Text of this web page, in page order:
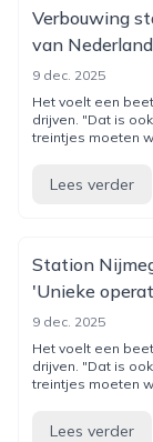
Verbouwing
van
9 dec. 2025
Het voelt een
drijven. "Dat is
treintjes moeten
Lees verder
Station
'Unieke
9 dec. 2025
Het voelt een
drijven. "Dat is
treintjes moeten
Lees verder